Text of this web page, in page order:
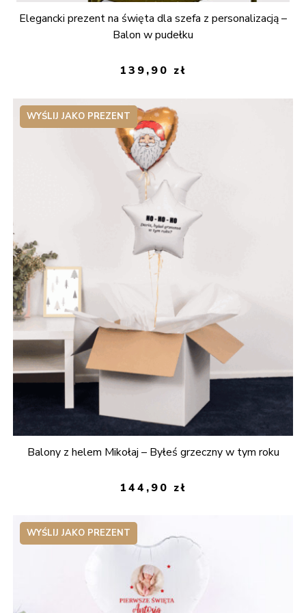
Elegancki prezent na święta dla szefa z personalizacją –
Balon w pudełku
139,90 zł
WYŚLIJ JAKO PREZENT
Balony z helem Mikołaj – Byłeś grzeczny w tym roku
144,90 zł
WYŚLIJ JAKO PREZENT